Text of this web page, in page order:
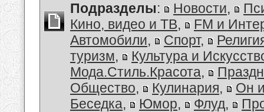
Подразделы: Новости,
Кино, видео и ТВ,
FM и
Автомобили, Спорт,
туризм,
Культура и
Мода.Стиль.Красота,
Общество, Кулинария,
Он
Беседка, Юмор, Флуд,